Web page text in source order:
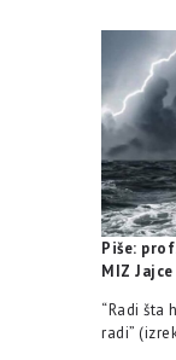
Piše:
MIZ Jajce
“Radi šta
radi”